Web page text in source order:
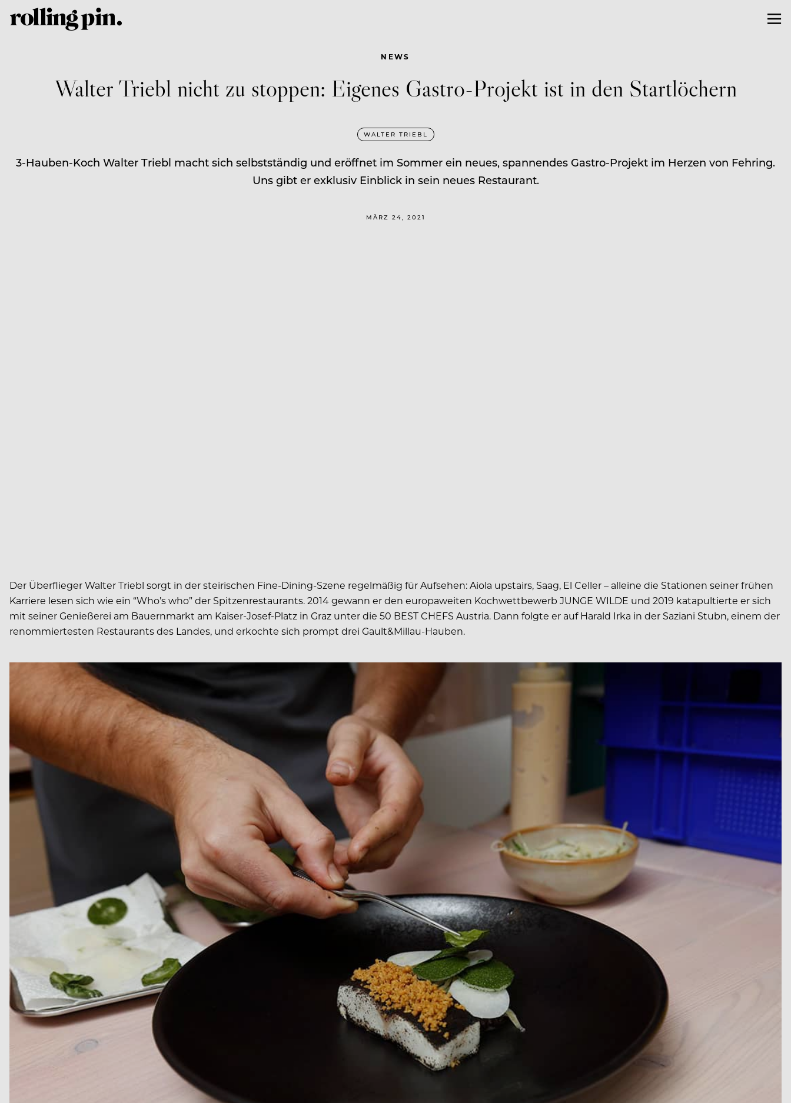
NEWS
Walter Triebl nicht zu stoppen: Eigenes Gastro-Projekt ist in den Startlöchern
WALTER TRIEBL
3-Hauben-Koch Walter Triebl macht sich selbstständig und eröffnet im Sommer ein neues, spannendes Gastro-Projekt im Herzen von Fehring.
Uns gibt er exklusiv Einblick in sein neues Restaurant.
MÄRZ 24, 2021
Der Überflieger Walter Triebl sorgt in der steirischen Fine-Dining-Szene regelmäßig für Aufsehen: Aiola upstairs, Saag, El Celler – alleine die Stationen seiner frühen
Karriere lesen sich wie ein “Who’s who” der Spitzenrestaurants. 2014 gewann er den europaweiten Kochwettbewerb JUNGE WILDE und 2019 katapultierte er sich
mit seiner Genießerei am Bauernmarkt am Kaiser-Josef-Platz in Graz unter die 50 BEST CHEFS Austria. Dann folgte er auf Harald Irka in der Saziani Stubn, einem der
renommiertesten Restaurants des Landes, und erkochte sich prompt drei Gault&Millau-Hauben.